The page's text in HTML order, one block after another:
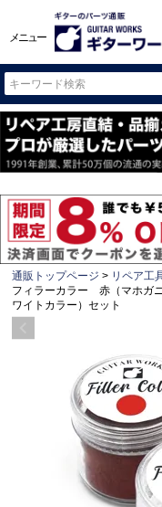
メニュー
通販トップページ リペア工
フィラーカラー 赤（マホガ
ワイトカラー）セット